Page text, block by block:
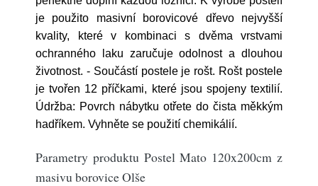
je použito masivní borovicové dřevo nejvyšší
kvality, které v kombinaci s dvěma vrstvami
ochranného laku zaručuje odolnost a dlouhou
životnost. - Součástí postele je rošt. Rošt postele
je tvořen 12 příčkami, které jsou spojeny textilií.
Údržba: Povrch nábytku otřete do čista měkkým
hadříkem. Vyhněte se použití chemikálií.
Parametry produktu Postel Mato 120x200cm z
masivu borovice Olše